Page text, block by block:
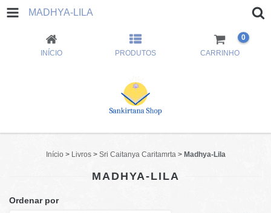
MADHYA-LILA
INÍCIO PRODUTOS CARRINHO
0
Início > Livros > Sri Caitanya Caritamrta > Madhya-Lila
MADHYA-LILA
Ordenar por